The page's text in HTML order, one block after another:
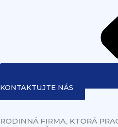
KONTAKTUJTE NÁS
RODINNÁ FIRMA, KTORÁ